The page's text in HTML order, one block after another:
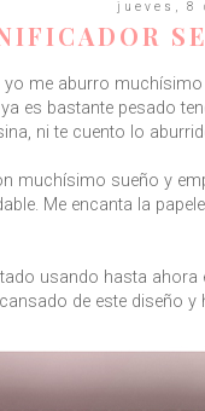
jueves, 8
yo me aburro
es bastante pesado
ni te cuento lo
muchísimo sueño y
Me encanta la
usando hasta ahora
de este diseño